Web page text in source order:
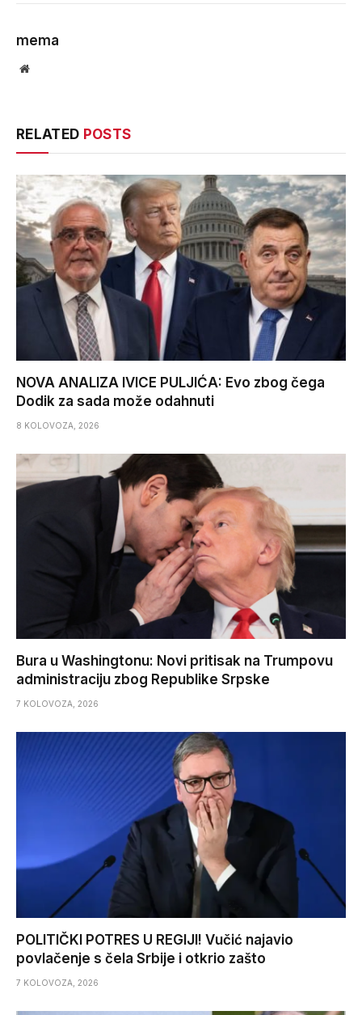
mema
Website
RELATED POSTS
NOVA ANALIZA IVICE PULJIĆA: Evo zbog čega
Dodik za sada može odahnuti
8 KOLOVOZA, 2026
Bura u Washingtonu: Novi pritisak na Trumpovu
administraciju zbog Republike Srpske
7 KOLOVOZA, 2026
POLITIČKI POTRES U REGIJI! Vučić najavio
povlačenje s čela Srbije i otkrio zašto
7 KOLOVOZA, 2026